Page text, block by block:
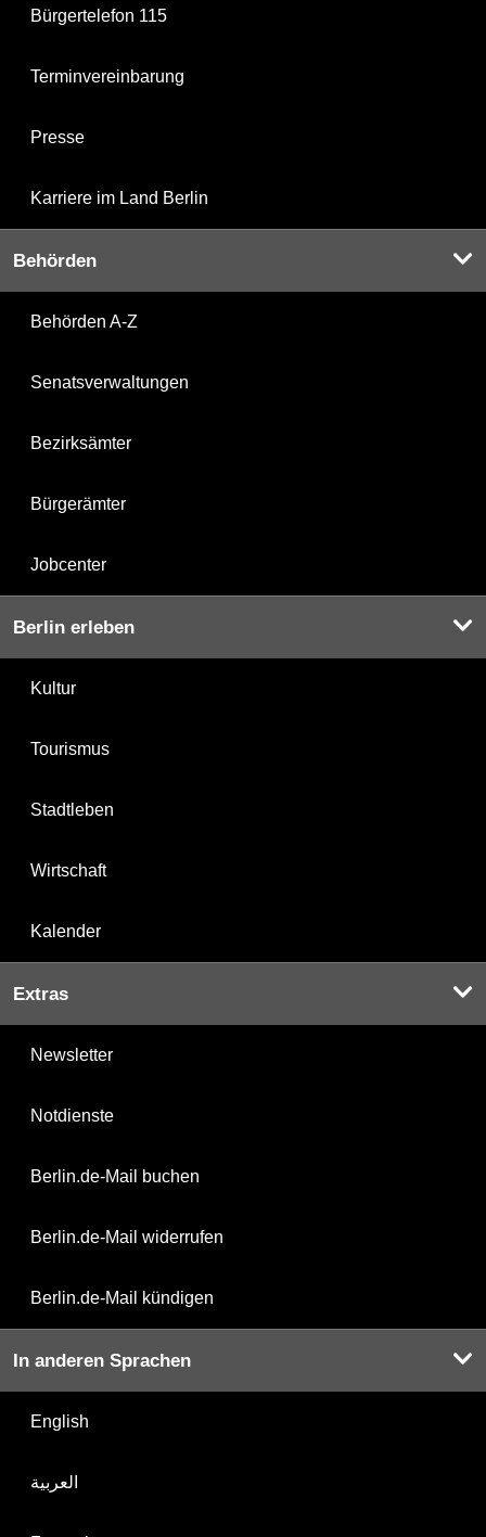
Bürgertelefon 115
Terminvereinbarung
Presse
Karriere im Land Berlin
Behörden
Behörden A-Z
Senatsverwaltungen
Bezirksämter
Bürgerämter
Jobcenter
Berlin erleben
Kultur
Tourismus
Stadtleben
Wirtschaft
Kalender
Extras
Newsletter
Notdienste
Berlin.de-Mail buchen
Berlin.de-Mail widerrufen
Berlin.de-Mail kündigen
In anderen Sprachen
English
العربية